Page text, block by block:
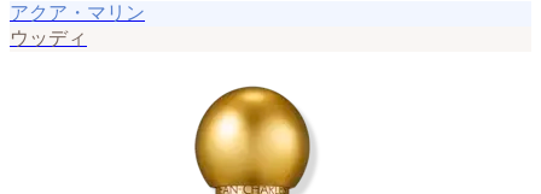
アクア・マリン
ウッディ